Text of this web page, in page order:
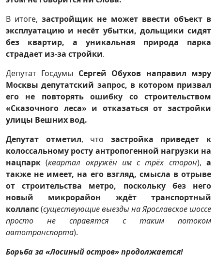
В итоге,застройщик не может ввести объект в
эксплуатацию и несёт убытки, дольщики сидят
без квартир, а уникальная природа парка
страдает из-за стройки.
Депутат Госдумы Сергей Обухов направил мэру
Москвы депутатский запрос, в котором призвал
его не повторять ошибку со строительством
«Сказочного леса» и отказаться от застройки
улицы Вешних вод.
Депутат отметил, что застройка приведет к
колоссальному росту антропогенной нагрузки на
нацпарк (квартал окружён им с трёх сторон),а
также не имеет, на его взгляд, смысла в отрыве
от строительства метро, поскольку без него
новый микрорайон ждёт транспортный
коллапс(существующие выезды на Ярославское шоссе
просто не справятся с таким потоком
автотранспорта).
Борьба за «Лосиный остров» продолжается!